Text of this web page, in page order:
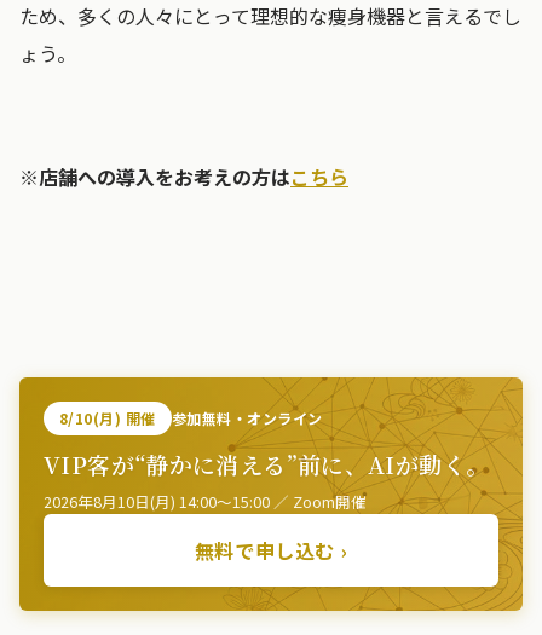
ため、多くの人々にとって理想的な痩身機器と言えるでし
ょう。
※店舗への導入をお考えの方はこちら
8/10(月) 開催 参加無料・オンライン
VIP客が“静かに消える”前に、AIが動く。
2026年8月10日(月) 14:00〜15:00 ／ Zoom開催
無料で申し込む ›